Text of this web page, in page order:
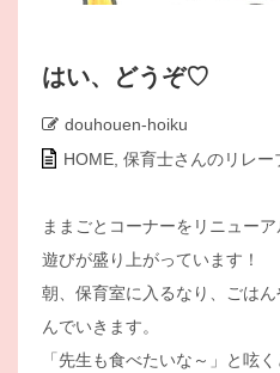
はい、どうぞ♡
douhouen-hoiku
HOME 保育士さんのリレー
ままごとコーナーをリニュー
遊びが盛り上がっています！
朝、保育室に入るなり、ごは
んでいきます。
「先生も食べたいな～」と呟